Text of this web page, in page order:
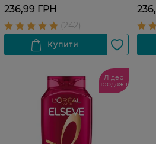
Arginine+Aminexil 400 мл
236,99 ГРН
Лідер
продажів